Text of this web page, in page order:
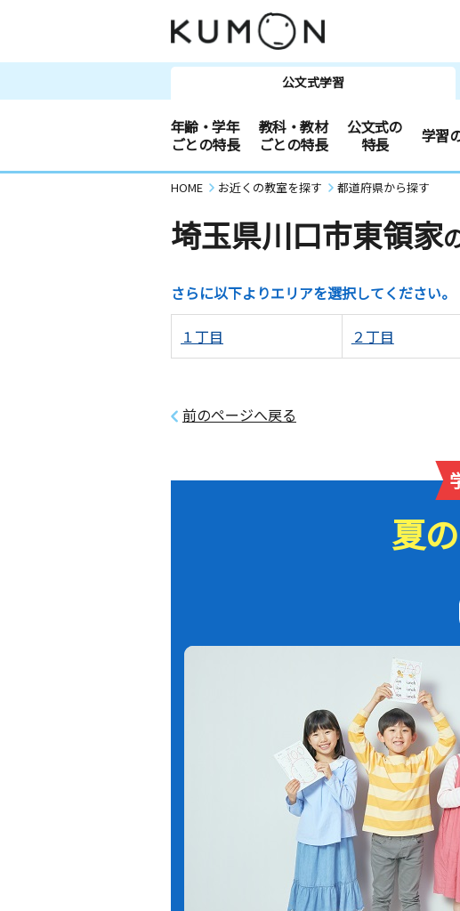
公文式学習
年齢・学年
ごとの特長
教科・教材
ごとの特長
公文式の
特長
学習
HOME お近くの教室を探す 都道府県から探す
埼玉県川口市東領家
さらに以下よりエリアを選択してください。
１丁目 ２丁目
前のページへ戻る
夏